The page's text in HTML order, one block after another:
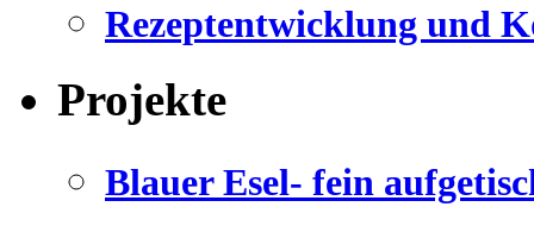
Rezeptentwicklung und
Projekte
Blauer Esel- fein